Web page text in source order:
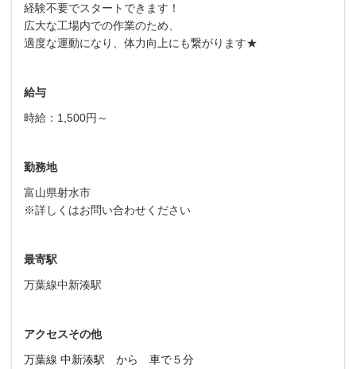
経験不要でスタートできます！
広大な工場内での作業のため、
適度な運動になり、体力向上にも繋がります★
給与
時給：1,500円～
勤務地
富山県射水市
※詳しくはお問い合わせください
最寄駅
万葉線中新湊駅
アクセスその他
万葉線 中新湊駅 から 車で５分